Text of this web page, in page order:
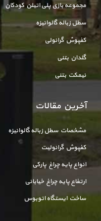
مجموعه بازی پلی اتیلن کودکان
سطل زباله گالوانیزه
کفپوش گرانولی
گلدان بتنی
نیمکت بتنی
آخرین مقالات
مشخصات سطل زباله گالوانیزه
کفپوش گرانولیت
انواع پایه چراغ پارکی
ارتفاع پایه چراغ خیابانی
ساخت ایستگاه اتوبوس